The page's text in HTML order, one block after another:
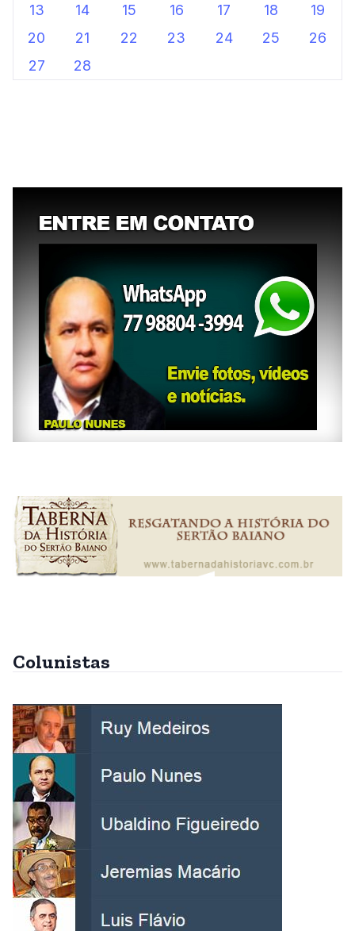
13
14 15 16 17 18
19
20
21 22 23 24 25
26
27
28
Colunistas